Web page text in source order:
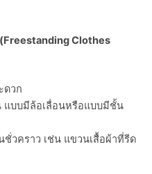
Freestanding Clothes
ดวก
แบบมีล้อเลื่อนหรือแบบมีชั้น
ชั่วคราว เช่น แขวนเสื้อผ้าที่รีด